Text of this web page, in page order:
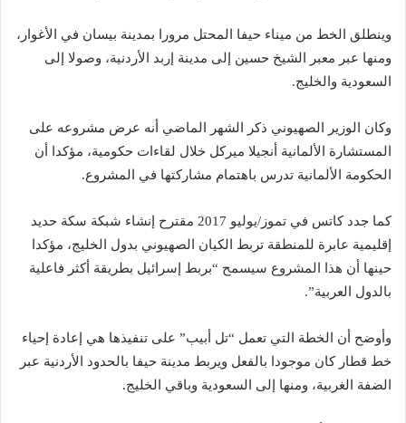
وينطلق الخط من ميناء حيفا المحتل مرورا بمدينة بيسان في الأغوار،
ومنها عبر معبر الشيخ حسين إلى مدينة إربد الأردنية، وصولا إلى
السعودية والخليج.
وكان الوزير الصهيوني ذكر الشهر الماضي أنه عرض مشروعه على
المستشارة الألمانية أنجيلا ميركل خلال لقاءات حكومية، مؤكدا أن
الحكومة الألمانية تدرس باهتمام مشاركتها في المشروع.
كما جدد كاتس في تموز/يوليو 2017 مقترح إنشاء شبكة سكة حديد
إقليمية عابرة للمنطقة تربط الكيان الصهيوني بدول الخليج، مؤكدا
حينها أن هذا المشروع سيسمح “بربط إسرائيل بطريقة أكثر فاعلية
بالدول العربية”.
وأوضح أن الخطة التي تعمل “تل أبيب” على تنفيذها هي إعادة إحياء
خط قطار كان موجودا بالفعل ويربط مدينة حيفا بالحدود الأردنية عبر
الضفة الغربية، ومنها إلى السعودية وباقي الخليج.